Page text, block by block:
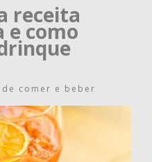
receita
e como
de comer e beber